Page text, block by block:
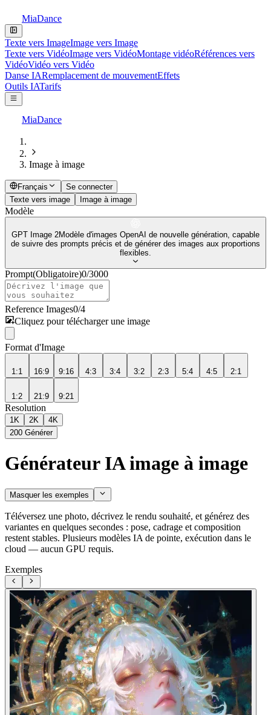
MiaDance
Texte vers ImageImage vers Image
Texte vers VidéoImage vers VidéoMontage vidéoRéférences vers
VidéoVidéo vers Vidéo
Danse IARemplacement de mouvementEffets
Outils IATarifs
MiaDance
Image à image
Français
Se connecter
Texte vers image
Image à image
Modèle
GPT Image 2Modèle d'images OpenAI de nouvelle génération, capable
de suivre des prompts précis et de générer des images aux proportions
flexibles.
Prompt(Obligatoire)0/3000
Reference Images0/4
Cliquez pour télécharger une image
Format d'Image
1:1 16:9 9:16 4:3 3:4 3:2 2:3 5:4 4:5 2:1
1:2 21:9 9:21
Resolution
1K 2K
4K
200 Générer
Générateur IA image à image
Masquer les exemples
Téléversez une photo, décrivez le rendu souhaité, et générez des
variantes en quelques secondes : pose, cadrage et composition
restent stables. Plusieurs modèles IA de pointe, exécution dans le
cloud — aucun GPU requis.
Exemples